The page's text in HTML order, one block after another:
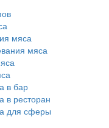
мяса
мяса
в бар
в ресторан
для сферы